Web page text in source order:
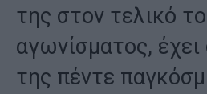
της στον τελικό
αγωνίσματος,
της πέντε